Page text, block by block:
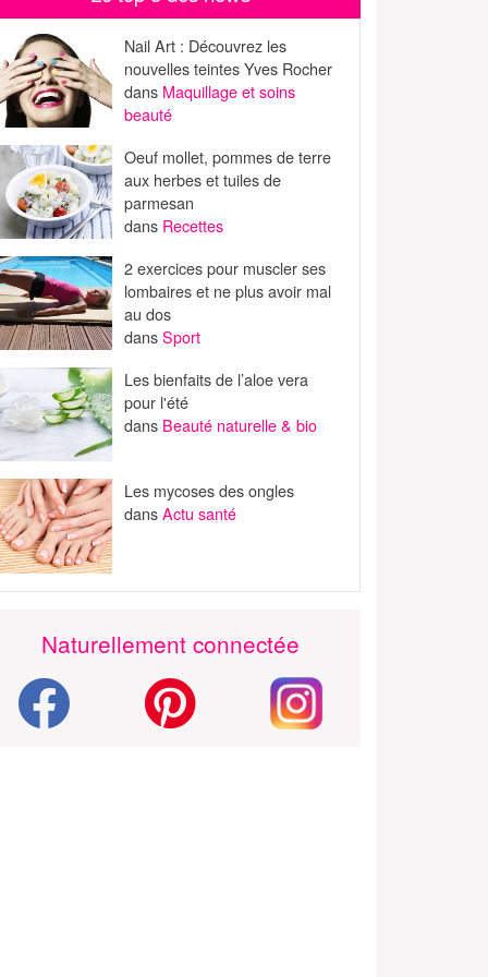
Nail Art : Découvrez les
nouvelles teintes Yves Rocher
dans Maquillage et soins
beauté
Oeuf mollet, pommes de terre
aux herbes et tuiles de
parmesan
dans Recettes
2 exercices pour muscler ses
lombaires et ne plus avoir mal
au dos
dansSport
Les bienfaits de l’aloe vera
pour l'été
dans Beauté naturelle & bio
Les mycoses des ongles
dansActu santé
Naturellement connectée